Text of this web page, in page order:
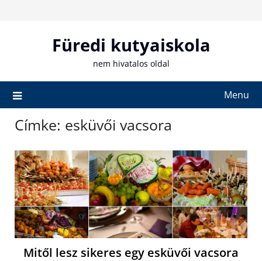
Füredi kutyaiskola
nem hivatalos oldal
Menu
Címke: esküvői vacsora
Mitől lesz sikeres egy esküvői vacsora